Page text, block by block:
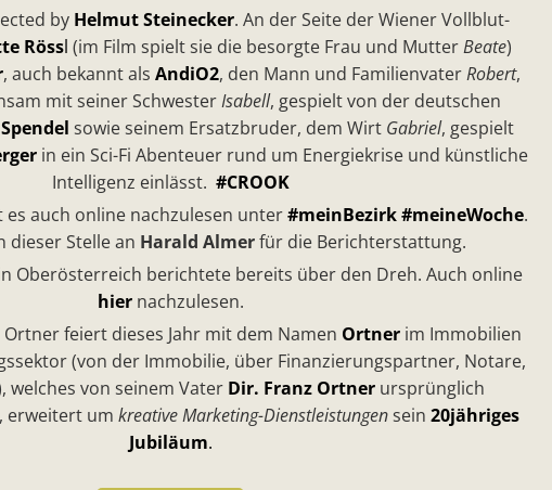
by Helmut Steinecker. An der Seite der Wiener Vollblut-
Rössl (im Film spielt sie die besorgte Frau und MutterBeate)
, auch bekannt als AndiO2, den Mann und FamilienvaterRobert,
mit seiner SchwesterIsabell, gespielt von der deutschen
sowie seinem Ersatzbruder, dem Wirt Gabriel, gespielt
in ein Sci-Fi Abenteuer rund um Energiekrise und künstliche
Intelligenz einlässt. #CROOK
es auch online nachzulesen unter#meinBezirk #meineWoche.
dieser Stelle an Harald Almerfür die Berichterstattung.
Oberösterreich berichtete bereits über den Dreh. Auch online
hiernachzulesen.
feiert dieses Jahr mit dem Namen Ortner im Immobilien
(von der Immobilie, über Finanzierungspartner, Notare,
welches von seinem Vater Dir. Franz Ortner ursprünglich
erweitert um kreative Marketing-Dienstleistungensein 20jähriges
Jubiläum.